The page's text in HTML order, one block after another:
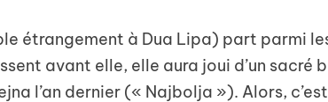
étrangement à Dua Lipa) part parmi
avant elle, elle aura joui d’un sacré
l’an dernier (« Najbolja »). Alors,